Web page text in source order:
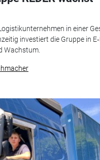
in einer
investiert die Gruppe in
Wachstum.